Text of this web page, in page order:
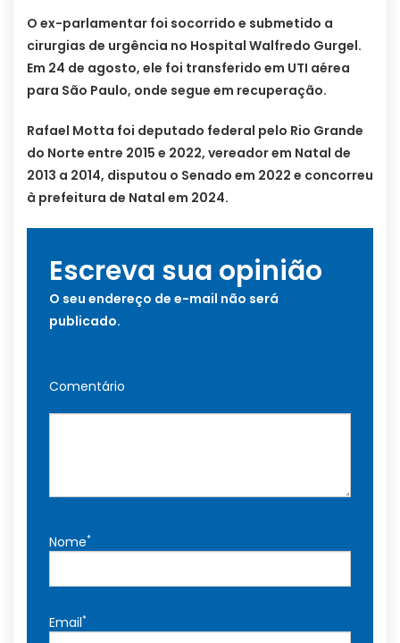
O ex-parlamentar foi socorrido e submetido a
cirurgias de urgência no Hospital Walfredo Gurgel.
Em 24 de agosto, ele foi transferido em UTI aérea
para São Paulo, onde segue em recuperação.
Rafael Motta foi deputado federal pelo Rio Grande
do Norte entre 2015 e 2022, vereador em Natal de
2013 a 2014, disputou o Senado em 2022 e concorreu
à prefeitura de Natal em 2024.
Escreva sua opinião
O seu endereço de e-mail não será
publicado.
Comentário
Nome*
Email*